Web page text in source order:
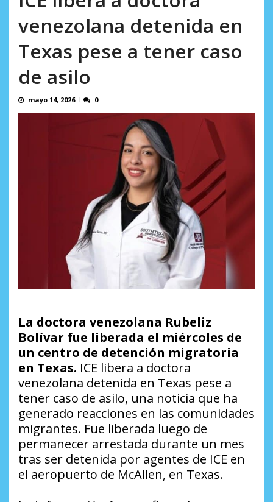
venezolana detenida en
Texas pese a tener caso
de asilo
mayo 14, 2026 0
La doctora venezolana Rubeliz
Bolívar fue liberada el miércoles de
un centro de detención migratoria
en Texas. ICE libera a doctora
venezolana detenida en Texas pese a
tener caso de asilo, una noticia que ha
generado reacciones en las comunidades
migrantes. Fue liberada luego de
permanecer arrestada durante un mes
tras ser detenida por agentes de ICE en
el aeropuerto de McAllen, en Texas.